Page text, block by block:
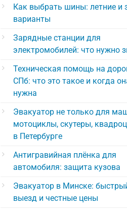
Как выбрать шины: летние и
варианты
Зарядные станции для
электромобилей: что нужно
Техническая помощь на
СПб: что это такое и когда
нужна
Эвакуатор не только для
мотоциклы, скутеры,
в Петербурге
Антигравийная плёнка для
автомобиля: защита кузова
Эвакуатор в Минске:
выезд и честные цены